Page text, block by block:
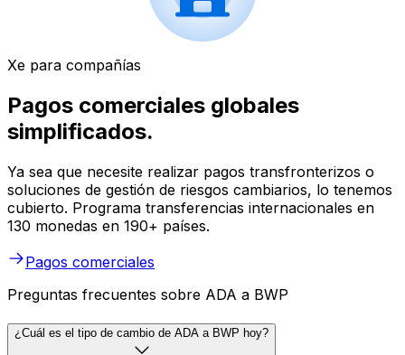
Xe para compañías
Pagos comerciales globales
simplificados.
Ya sea que necesite realizar pagos transfronterizos o
soluciones de gestión de riesgos cambiarios, lo tenemos
cubierto. Programa transferencias internacionales en
130 monedas en 190+ países.
Pagos comerciales
Preguntas frecuentes sobre ADA a BWP
¿Cuál es el tipo de cambio de ADA a BWP hoy?